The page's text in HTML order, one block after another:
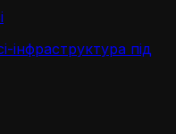
інфраструктура під